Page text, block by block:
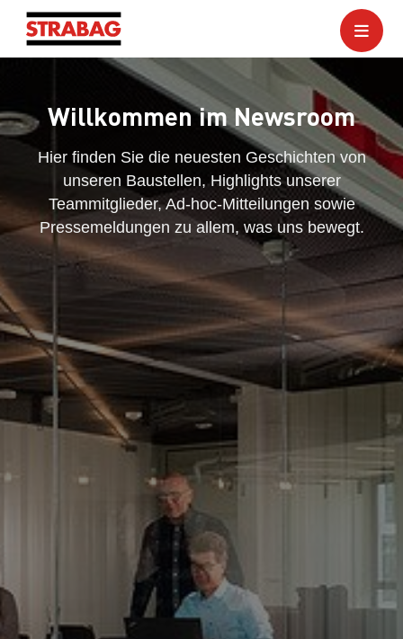
Willkommen im Newsroom
Hier finden Sie die neuesten Geschichten von
unseren Baustellen, Highlights unserer
Teammitglieder, Ad-hoc-Mitteilungen sowie
Pressemeldungen zu allem, was uns bewegt.